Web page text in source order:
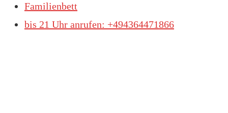
Familienbett
bis 21 Uhr anrufen: +494364471866